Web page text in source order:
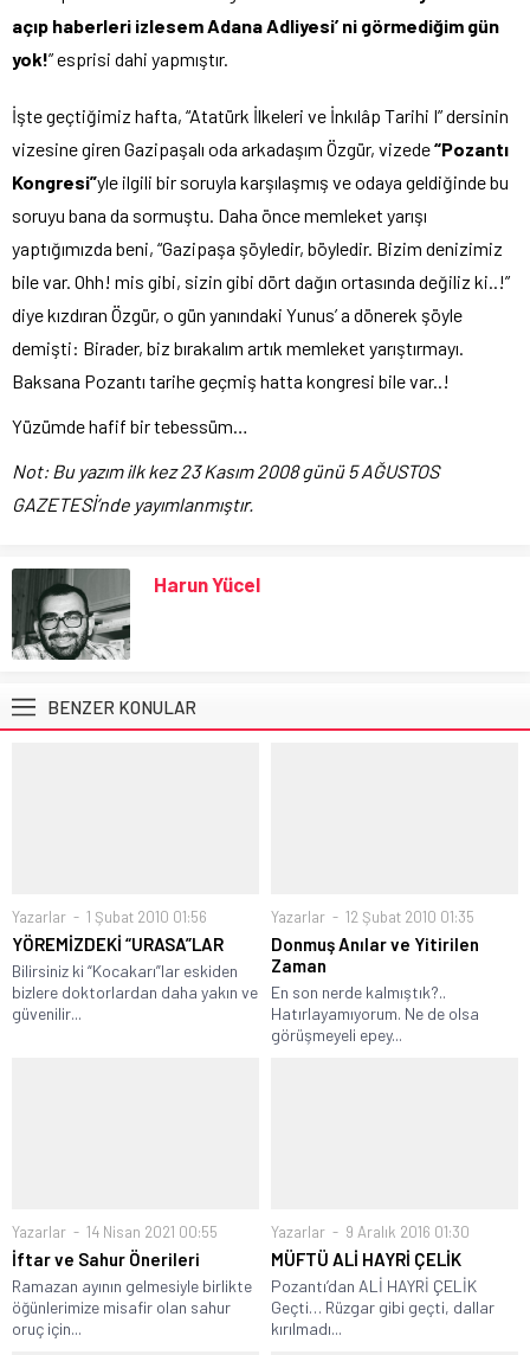
açıp haberleri izlesem Adana Adliyesi’ ni görmediğim gün
yok!” esprisi dahi yapmıştır.
İşte geçtiğimiz hafta, “Atatürk İlkeleri ve İnkılâp Tarihi I” dersinin
vizesine giren Gazipaşalı oda arkadaşım Özgür, vizede“Pozantı
Kongresi”yle ilgili bir soruyla karşılaşmış ve odaya geldiğinde bu
soruyu bana da sormuştu. Daha önce memleket yarışı
yaptığımızda beni, “Gazipaşa şöyledir, böyledir. Bizim denizimiz
bile var. Ohh! mis gibi, sizin gibi dört dağın ortasında değiliz ki..!”
diye kızdıran Özgür, o gün yanındaki Yunus’ a dönerek şöyle
demişti: Birader, biz bırakalım artık memleket yarıştırmayı.
Baksana Pozantı tarihe geçmiş hatta kongresi bile var..!
Yüzümde hafif bir tebessüm…
Not: Bu yazım ilk kez 23 Kasım 2008 günü 5 AĞUSTOS
GAZETESİ’nde yayımlanmıştır.
Harun Yücel
BENZER KONULAR
Yazarlar 1 Şubat 2010 01:56
YÖREMİZDEKİ “URASA”LAR
Bilirsiniz ki “Kocakarı”lar eskiden
bizlere doktorlardan daha yakın ve
güvenilir...
Yazarlar 12 Şubat 2010 01:35
Donmuş Anılar ve Yitirilen
Zaman
En son nerde kalmıştık?..
Hatırlayamıyorum. Ne de olsa
görüşmeyeli epey...
Yazarlar 14 Nisan 2021 00:55
İftar ve Sahur Önerileri
Ramazan ayının gelmesiyle birlikte
öğünlerimize misafir olan sahur
oruç için...
Yazarlar 9 Aralık 2016 01:30
MÜFTÜ ALİ HAYRİ ÇELİK
Pozantı’dan ALİ HAYRİ ÇELİK
Geçti… Rüzgar gibi geçti, dallar
kırılmadı...